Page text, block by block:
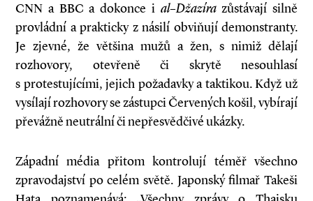
CNN a BBC a dokonce i al–Džazírazůstávají silně
provládní a prakticky z násilí obviňují demonstranty.
Je zjevné, že většina mužů a žen, s nimiž dělají
rozhovory, otevřeně či skrytě nesouhlasí
s protestujícími, jejich požadavky a taktikou. Když už
vysílají rozhovory se zástupci Červených košil, vybírají
převážně neutrální či nepřesvědčivé ukázky.
Západní média přitom kontrolují téměř všechno
zpravodajství po celém světě. Japonský filmař Takeši